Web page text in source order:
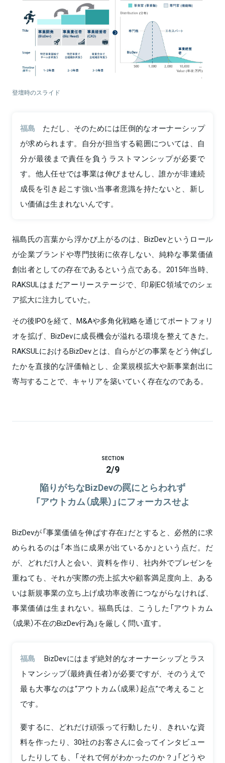
登壇時のスライド
福島
ただし、そのためには圧倒的なオーナーシップ
が求められます。自分が担当する範囲については、自
分が最後まで責任を負うラストマンシップが必要で
す。他人任せでは事業は伸びませんし、誰かが非連続
成長を引き起こす強い当事者意識を持たないと、新し
い価値は生まれないんです。
福島氏の言葉から浮かび上がるのは、BizDevというロール
が企業ブランドや専門技術に依存しない、純粋な事業価値
創出者としての存在であるという点である。2015年当時、
RAKSULはまだアーリーステージで、印刷EC領域でのシェ
ア拡大に注力していた。
その後IPOを経て、M&Aや多角化戦略を通じてポートフォリ
オを拡げ、BizDevに成長機会が溢れる環境を整えてきた。
RAKSULにおけるBizDevとは、自らがどの事業をどう伸ばし
たかを直接的な評価軸とし、企業規模拡大や新事業創出に
寄与することで、キャリアを築いていく存在なのである。
SECTION
2/9
陥りがちなBizDevの罠にとらわれず
「アウトカム（成果）」にフォーカスせよ
BizDevが「事業価値を伸ばす存在」だとすると、必然的に求
められるのは「本当に成果が出ているか」という点だ。だ
が、どれだけ人と会い、資料を作り、社内外でプレゼンを
重ねても、それが実際の売上拡大や顧客満足度向上、ある
いは新規事業の立ち上げ成功率改善につながらなければ、
事業価値は生まれない。福島氏は、こうした「アウトカム
（成果）不在のBizDev行為」を厳しく問い直す。
福島
BizDevにはまず絶対的なオーナーシップとラス
トマンシップ（最終責任者）が必要ですが、そのうえで
最も大事なのは“アウトカム（成果）起点”で考えること
です。
要するに、どれだけ頑張って行動したり、きれいな資
料を作ったり、30社のお客さんに会ってインタビュー
したりしても、「それで何がわかったのか？」「どうや